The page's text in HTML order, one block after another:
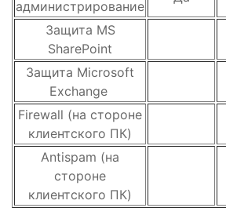
администрирование
Защита MS
SharePoint
Защита Microsoft
Exchange
Firewall (на стороне
клиентского ПК)
Antispam (на
стороне
клиентского ПК)